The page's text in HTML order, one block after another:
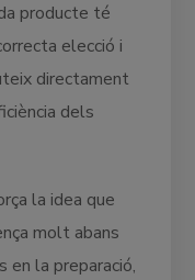
producte té
elecció i
directament
dels
la idea que
molt abans
en la preparació,